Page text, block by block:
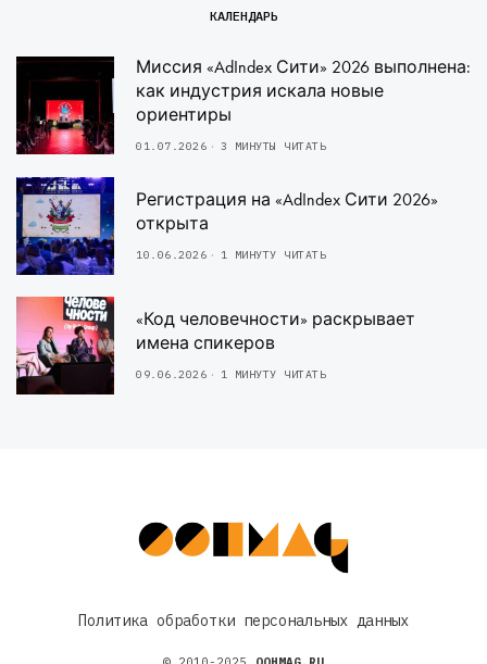
КАЛЕНДАРЬ
Миссия «AdIndex Сити» 2026 выполнена:
как индустрия искала новые
ориентиры
01.07.2026 3 МИНУТЫ ЧИТАТЬ
Регистрация на «AdIndex Сити 2026»
открыта
10.06.2026 1 МИНУТУ ЧИТАТЬ
«Код человечности» раскрывает
имена спикеров
09.06.2026 1 МИНУТУ ЧИТАТЬ
Политика обработки персональных данных